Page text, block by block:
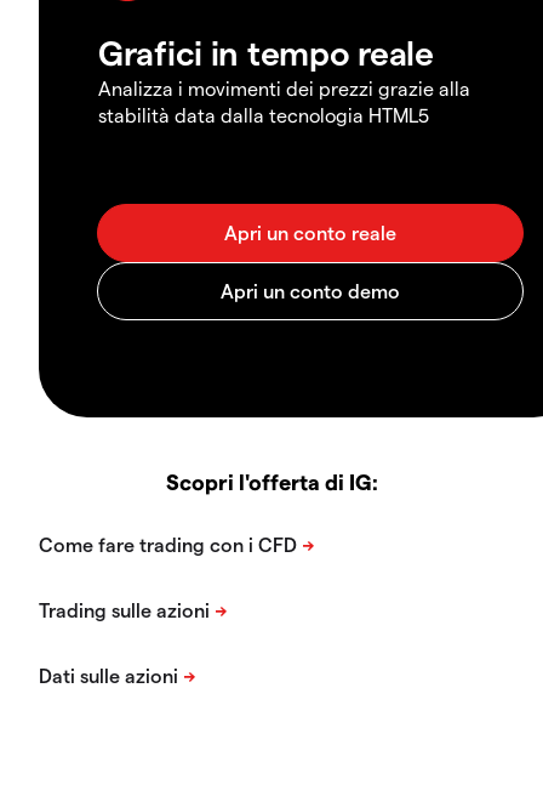
Grafici in tempo reale
Analizza i movimenti dei prezzi grazie alla
stabilità data dalla tecnologia HTML5
Scopri l'offerta di IG: